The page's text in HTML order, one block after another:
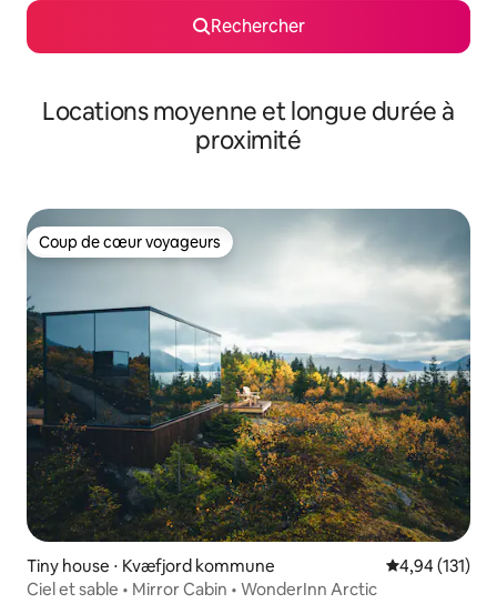
Rechercher
Locations moyenne et longue durée à
proximité
Coup de cœur voyageurs
Coup de cœur voyageurs
Tiny house ⋅ Kvæfjord kommune Évaluation
4,94 (131)
Ciel et sable • Mirror Cabin • WonderInn Arctic